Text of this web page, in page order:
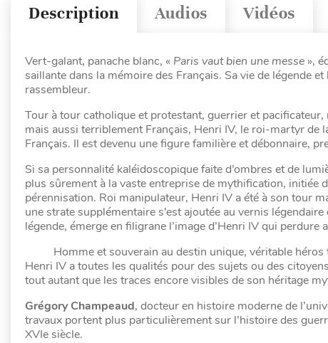
Vidéos
Audios
Description
Vert-galant, panache blanc, « Paris vaut bien une messe »,
saillante dans la mémoire des Français. Sa vie de légende
rassembleur.
Tour à tour catholique et protestant, guerrier et
mais aussi terriblement Français, Henri IV, le roi-martyr de
Français. Il est devenu une figure familière et débonnaire,
Si sa personnalité kaléidoscopique faite d’ombres et de
plus sûrement à la vaste entreprise de mythification, initiée
pérennisation. Roi manipulateur, Henri IV a été à son tour
une strate supplémentaire s’est ajoutée au vernis
légende, émerge en filigrane l’image d’Henri IV qui perdure
Homme et souverain au destin unique, véritable héros
Henri IV a toutes les qualités pour des sujets ou des
tout autant que les traces encore visibles de son héritage
Grégory Champeaud, docteur en histoire moderne de
travaux portent plus particulièrement sur l’histoire des
XVIe siècle.